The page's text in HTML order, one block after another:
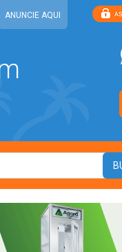
ANUNCIE AQUI